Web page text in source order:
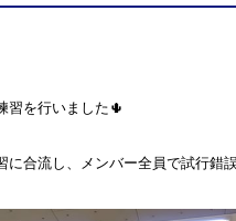
習を行いました🌵
合流し、メンバー全員で試行錯